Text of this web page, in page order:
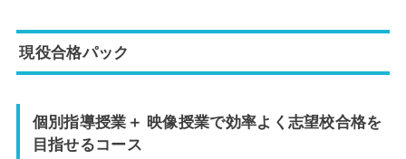
現役合格パック
個別指導授業＋ 映像授業で効率よく志望校合格を
目指せるコース